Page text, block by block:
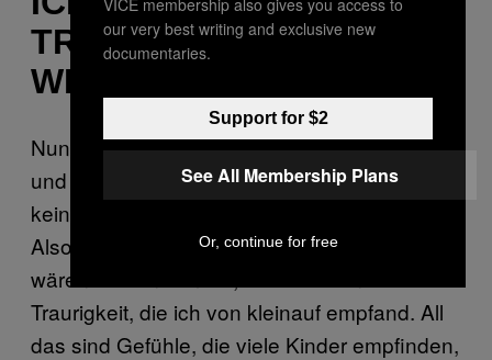
TRAUMATA
WEGGESPERRT
Nun lag ich selbst auf der Therapeuten-Liege
und sollte mein Innerstes – von dem ich
keine Ahnung hatte – nach außen kehren.
Also begann ich einfach ganz von vorne: Da
wären die Einsamkeit, die Leere und die
Traurigkeit, die ich von kleinauf empfand. All
das sind Gefühle, die viele Kinder empfinden,
our very best writing and exclusive new
documentaries.
Support for $2
See All Membership Plans
Or, continue for free